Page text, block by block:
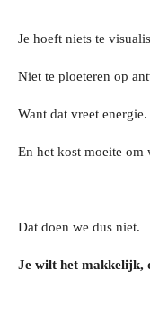
Je hoeft niets te
Niet te ploeteren op
Want dat vreet energie.
En het kost moeite
Dat doen we dus niet.
Je wilt het makkelijk,